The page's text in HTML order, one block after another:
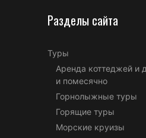
Разделы сайта
Туры
Аренда коттеджей и
и помесячно
Горнолыжные туры
Горящие туры
Морские круизы